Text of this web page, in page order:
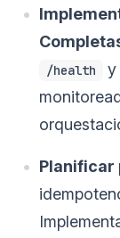
/health y
Planificar